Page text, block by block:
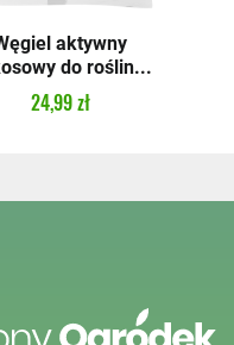
aktywny
do roślin...
24,99 zł